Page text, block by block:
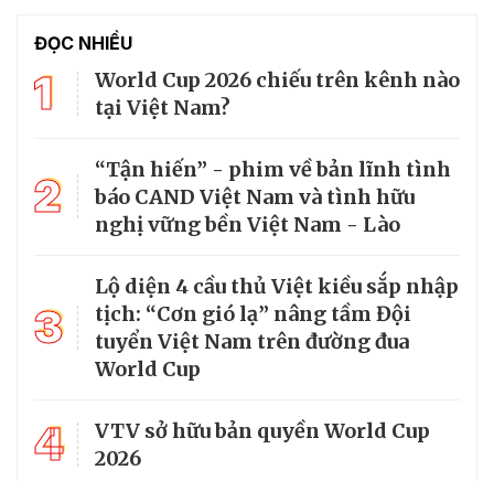
ĐỌC NHIỀU
1
World Cup 2026 chiếu trên kênh nào
tại Việt Nam?
2
“Tận hiến” - phim về bản lĩnh tình
báo CAND Việt Nam và tình hữu
nghị vững bền Việt Nam - Lào
3
Lộ diện 4 cầu thủ Việt kiều sắp nhập
tịch: “Cơn gió lạ” nâng tầm Đội
tuyển Việt Nam trên đường đua
World Cup
4
VTV sở hữu bản quyền World Cup
2026